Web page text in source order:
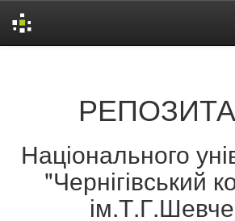
Національного
"Чернігівський